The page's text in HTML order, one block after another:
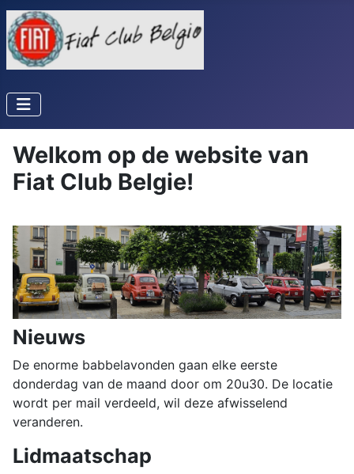
Welkom op de website van
Fiat Club Belgie!
Nieuws
De enorme babbelavonden gaan elke eerste
donderdag van de maand door om 20u30. De locatie
wordt per mail verdeeld, wil deze afwisselend
veranderen.
Lidmaatschap